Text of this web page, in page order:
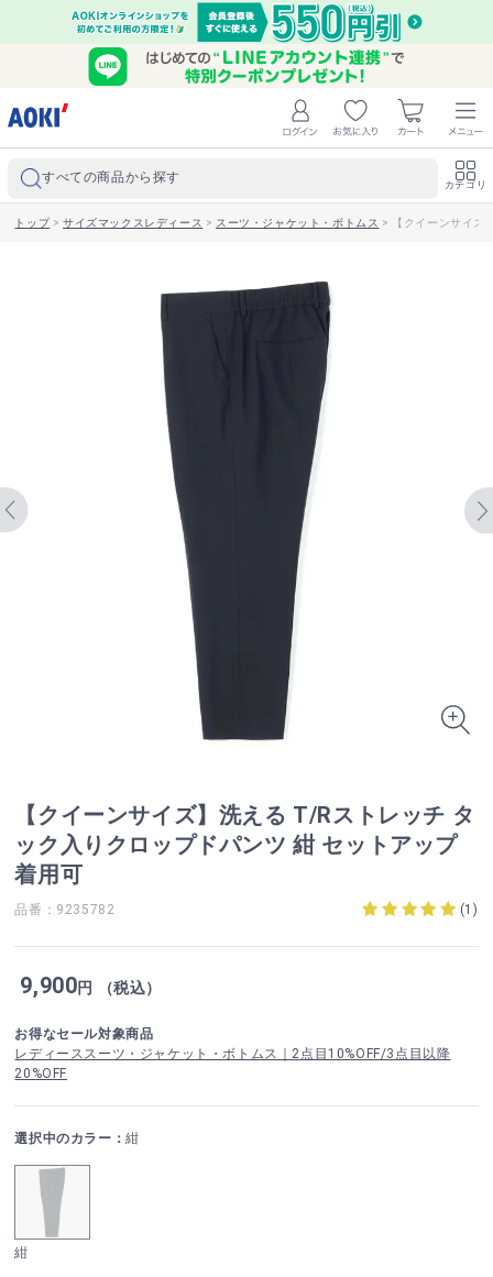
すべての商品から探す カテゴリ
トップ>サイズマックスレディース > スーツ・ジャケット・ボトムス > 【クイーンサイ
【クイーンサイズ】洗える T/Rストレッチ タ
ック入りクロップドパンツ 紺 セットアップ
着用可
品番：9235782 (1 )
9,900円 （税込）
お得なセール対象商品
レディーススーツ・ジャケット・ボトムス｜2点目10%OFF/3点目以降
20%OFF
選択中のカラー：紺
紺